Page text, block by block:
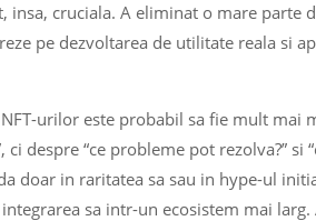
insa, cruciala. A eliminat o mare parte
pe dezvoltarea de utilitate reala si
urilor este probabil sa fie mult mai
despre “ce probleme pot rezolva?” si
doar in raritatea sa sau in hype-ul
sa intr-un ecosistem mai